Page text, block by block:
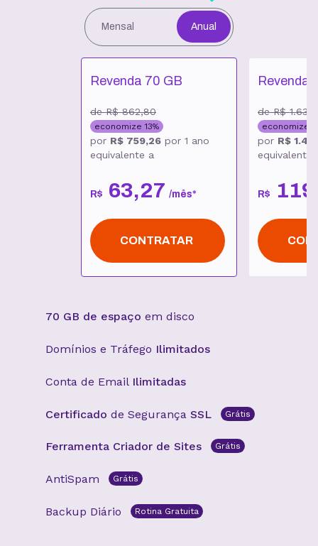
Mensal Anual
Revenda 70 GB
deR$ 862,80
economize 13%
por R$ 759,26 por 1 ano
equivalente a
R$ 63,27 /mês*
CONTRATAR
Revenda
deR$
economize
por R$
equivalente
R$ 119
70 GB de espaço em disco
Domínios e Tráfego Ilimitados
Conta de Email Ilimitadas
Certificado de Segurança SSL Grátis
Ferramenta Criador de Sites Grátis
AntiSpam Grátis
Backup Diário Rotina Gratuita